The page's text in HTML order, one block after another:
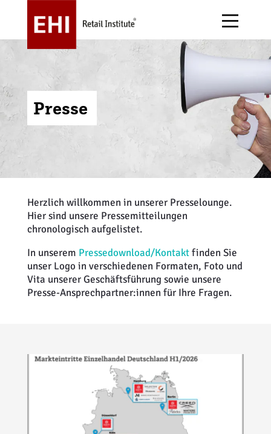
Presse
Herzlich willkommen in unserer Presselounge.
Hier sind unsere Pressemitteilungen
chronologisch aufgelistet.
In unserem Pressedownload/Kontaktfinden Sie
unser Logo in verschiedenen Formaten, Foto und
Vita unserer Geschäftsführung sowie unsere
Presse-Ansprechpartner:innen für Ihre Fragen.
Handelsdaten
Magazin stores+shops
Podcast
Weiterbildung
Handelsstruktur
Immobilien + Expansion
Informationstechnologie
Inventurdifferenzen + Sicherheit
Ladenplanung + Einrichtung
Logistik + Verpackung
Awards
Messen
Initiativen
EHI LAB